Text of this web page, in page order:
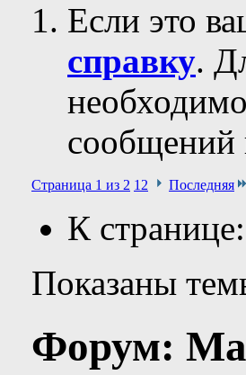
Если это
справку.
необходимо
сообщений
Страница 1 из 2 1 2 Последняя
К странице:
Показаны
Форум: